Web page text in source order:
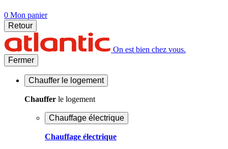
0 Mon panier
Retour
On est bien chez vous.
Fermer
Chauffer le logement
Chauffer le logement
Chauffage électrique
Chauffage électrique